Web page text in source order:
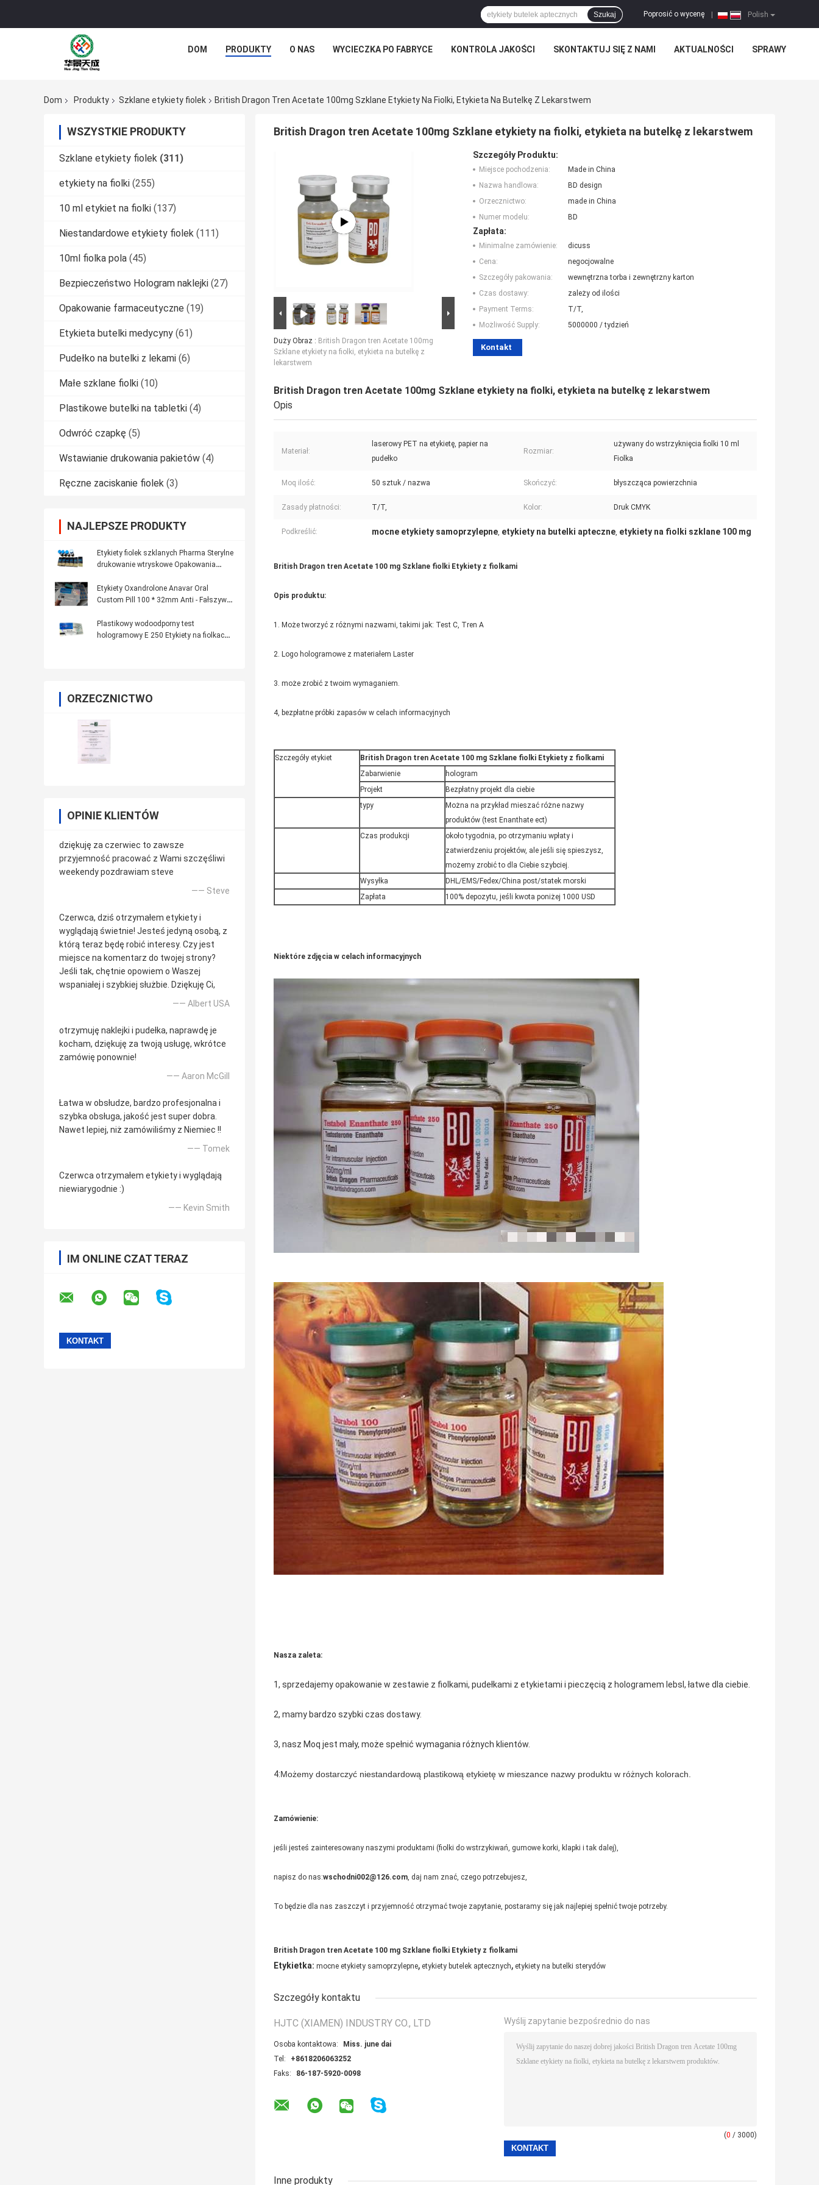
Polish
Poprosić o wycenę
Szukaj
DOM PRODUKTY O NAS WYCIECZKA PO FABRYCE KONTROLA JAKOŚCI SKONTAKTUJ SIĘ Z NAMI AKTUALNOŚCI SPRAWY
Dom Produkty Szklane etykiety fiolek British Dragon Tren Acetate 100mg Szklane Etykiety Na Fiolki, Etykieta Na Butelkę Z Lekarstwem
WSZYSTKIE PRODUKTY
Szklane etykiety fiolek (311)
etykiety na fiolki (255)
10 ml etykiet na fiolki (137)
Niestandardowe etykiety fiolek (111)
10ml fiolka pola (45)
Bezpieczeństwo Hologram naklejki (27)
Opakowanie farmaceutyczne (19)
Etykieta butelki medycyny (61)
Pudełko na butelki z lekami (6)
Małe szklane fiolki (10)
Plastikowe butelki na tabletki (4)
Odwróć czapkę (5)
Wstawianie drukowania pakietów (4)
Ręczne zaciskanie fiolek (3)
NAJLEPSZE PRODUKTY
Etykiety fiolek szklanych Pharma Sterylne
drukowanie wtryskowe Opakowania
Etykiety Oxandrolone Anavar Oral
Custom Pill 100 * 32mm Anti - Fałszywy
Plastikowy wodoodporny test
hologramowy E 250 Etykiety na fiolkach
ORZECZNICTWO
OPINIE KLIENTÓW
dziękuję za czerwiec to zawsze
przyjemność pracować z Wami szczęśliwi
weekendy pozdrawiam steve
—— Steve
Czerwca, dziś otrzymałem etykiety i
wyglądają świetnie! Jesteś jedyną osobą, z
którą teraz będę robić interesy. Czy jest
miejsce na komentarz do twojej strony?
Jeśli tak, chętnie opowiem o Waszej
wspaniałej i szybkiej służbie. Dziękuję Ci,
—— Albert USA
otrzymuję naklejki i pudełka, naprawdę je
kocham, dziękuję za twoją usługę, wkrótce
zamówię ponownie!
—— Aaron McGill
Łatwa w obsłudze, bardzo profesjonalna i
szybka obsługa, jakość jest super dobra.
Nawet lepiej, niż zamówiliśmy z Niemiec !!
—— Tomek
Czerwca otrzymałem etykiety i wyglądają
niewiarygodnie :)
—— Kevin Smith
IM ONLINE CZAT TERAZ
British Dragon tren Acetate 100mg Szklane etykiety na fiolki, etykieta na butelkę z lekarstwem
Duży Obraz : British Dragon tren Acetate 100mg
Szklane etykiety na fiolki, etykieta na butelkę z
lekarstwem
Szczegóły Produktu:
Miejsce pochodzenia:
Made in China
Nazwa handlowa:
BD design
Orzecznictwo:
made in China
Numer modelu:
BD
Zapłata:
Minimalne zamówienie:
dicuss
Cena:
negocjowalne
Szczegóły pakowania:
wewnętrzna torba i zewnętrzny karton
Czas dostawy:
zależy od ilości
Payment Terms:
T/T,
Możliwość Supply:
5000000 / tydzień
Kontakt
British Dragon tren Acetate 100mg Szklane etykiety na fiolki, etykieta na butelkę z lekarstwem
Opis
Materiał:
laserowy PET na etykietę, papier na
pudełko
Rozmiar:
używany do wstrzyknięcia fiolki 10 ml
Fiolka
Moq ilość: 50 sztuk / nazwa Skończyć: błyszcząca powierzchnia
Zasady płatności: T/T, Kolor: Druk CMYK
Podkreślić: mocne etykiety samoprzylepne, etykiety na butelki apteczne, etykiety na fiolki szklane 100 mg
British Dragon tren Acetate 100 mg Szklane fiolki Etykiety z fiolkami
Opis produktu:
1. Może tworzyć z różnymi nazwami, takimi jak: Test C, Tren A
2. Logo hologramowe z materiałem Laster
3. może zrobić z twoim wymaganiem.
4, bezpłatne próbki zapasów w celach informacyjnych
Szczegóły etykiet
British Dragon tren Acetate 100 mg Szklane fiolki Etykiety z fiolkami
Zabarwienie
hologram
Projekt
Bezpłatny projekt dla ciebie
typy
Można na przykład mieszać różne nazwy
produktów (test Enanthate ect)
Czas produkcji
około tygodnia, po otrzymaniu wpłaty i
zatwierdzeniu projektów, ale jeśli się spieszysz,
możemy zrobić to dla Ciebie szybciej.
Wysyłka
DHL/EMS/Fedex/China post/statek morski
Zapłata
100% depozytu, jeśli kwota poniżej 1000 USD
Niektóre zdjęcia w celach informacyjnych
Nasza zaleta:
1, sprzedajemy opakowanie w zestawie z fiolkami, pudełkami z etykietami i pieczęcią z hologramem lebsl, łatwe dla ciebie.
2, mamy bardzo szybki czas dostawy.
3, nasz Moq jest mały, może spełnić wymagania różnych klientów.
4:Możemy dostarczyć niestandardową plastikową etykietę w mieszance nazwy produktu w różnych kolorach.
Zamówienie:
jeśli jesteś zainteresowany naszymi produktami (fiolki do wstrzykiwań, gumowe korki, klapki i tak dalej),
napisz do nas:wschodni002@126.com, daj nam znać, czego potrzebujesz,
To będzie dla nas zaszczyt i przyjemność otrzymać twoje zapytanie, postaramy się jak najlepiej spełnić twoje potrzeby.
British Dragon tren Acetate 100 mg Szklane fiolki Etykiety z fiolkami
Etykietka: mocne etykiety samoprzylepne, etykiety butelek aptecznych, etykiety na butelki sterydów
Szczegóły kontaktu
HJTC (XIAMEN) INDUSTRY CO., LTD
Osoba kontaktowa:
Miss. june dai
Tel:
+8618206063252
Faks:
86-187-5920-0098
Wyślij zapytanie bezpośrednio do nas
(0 / 3000)
Inne produkty